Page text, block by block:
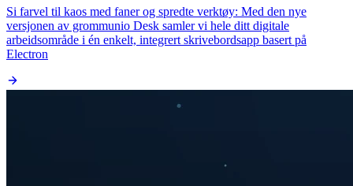
Si farvel til kaos med faner og spredte verktøy: Med den nye
versjonen av grommunio Desk samler vi hele ditt digitale
arbeidsområde i én enkelt, integrert skrivebordsapp basert på
Electron